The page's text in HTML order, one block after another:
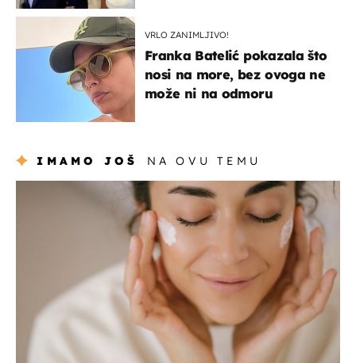
VRLO ZANIMLJIVO!
Franka Batelić pokazala što
nosi na more, bez ovoga ne
može ni na odmoru
IMAMO JOŠ NA OVU TEMU
moda & ljepota